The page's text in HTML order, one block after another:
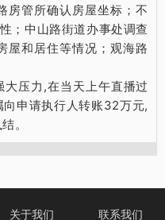
房管所确认房屋坐标；不
；中山路街道办事处调查
屋和居住等情况；观海路
压力,在当天上午直播过
申请执行人转账32万元,
。
关于我们 联系我们